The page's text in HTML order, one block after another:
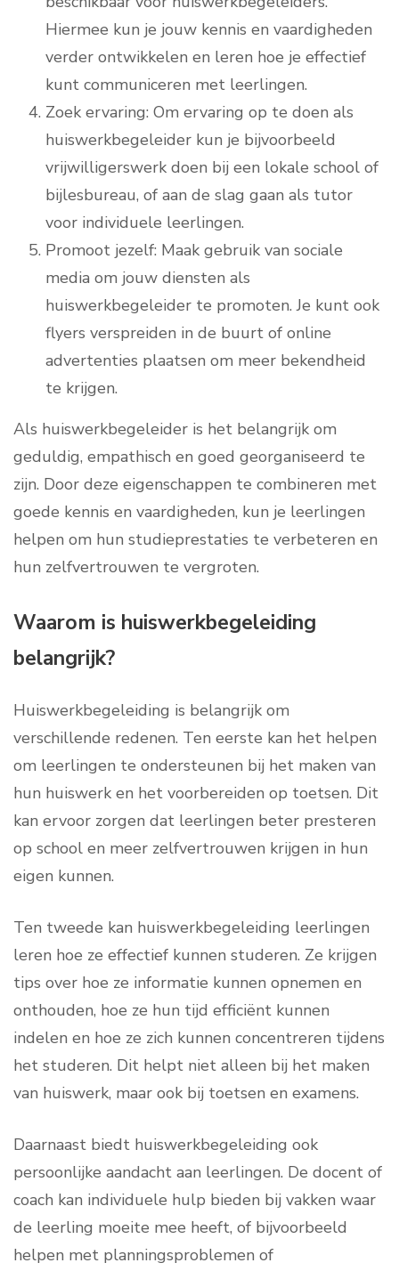
Hiermee kun je jouw kennis en vaardigheden
verder ontwikkelen en leren hoe je effectief
kunt communiceren met leerlingen.
Zoek ervaring: Om ervaring op te doen als
huiswerkbegeleider kun je bijvoorbeeld
vrijwilligerswerk doen bij een lokale school of
bijlesbureau, of aan de slag gaan als tutor
voor individuele leerlingen.
Promoot jezelf: Maak gebruik van sociale
media om jouw diensten als
huiswerkbegeleider te promoten. Je kunt ook
flyers verspreiden in de buurt of online
advertenties plaatsen om meer bekendheid
te krijgen.
Als huiswerkbegeleider is het belangrijk om
geduldig, empathisch en goed georganiseerd te
zijn. Door deze eigenschappen te combineren met
goede kennis en vaardigheden, kun je leerlingen
helpen om hun studieprestaties te verbeteren en
hun zelfvertrouwen te vergroten.
Waarom is huiswerkbegeleiding
belangrijk?
Huiswerkbegeleiding is belangrijk om
verschillende redenen. Ten eerste kan het helpen
om leerlingen te ondersteunen bij het maken van
hun huiswerk en het voorbereiden op toetsen. Dit
kan ervoor zorgen dat leerlingen beter presteren
op school en meer zelfvertrouwen krijgen in hun
eigen kunnen.
Ten tweede kan huiswerkbegeleiding leerlingen
leren hoe ze effectief kunnen studeren. Ze krijgen
tips over hoe ze informatie kunnen opnemen en
onthouden, hoe ze hun tijd efficiënt kunnen
indelen en hoe ze zich kunnen concentreren tijdens
het studeren. Dit helpt niet alleen bij het maken
van huiswerk, maar ook bij toetsen en examens.
Daarnaast biedt huiswerkbegeleiding ook
persoonlijke aandacht aan leerlingen. De docent of
coach kan individuele hulp bieden bij vakken waar
de leerling moeite mee heeft, of bijvoorbeeld
helpen met planningsproblemen of